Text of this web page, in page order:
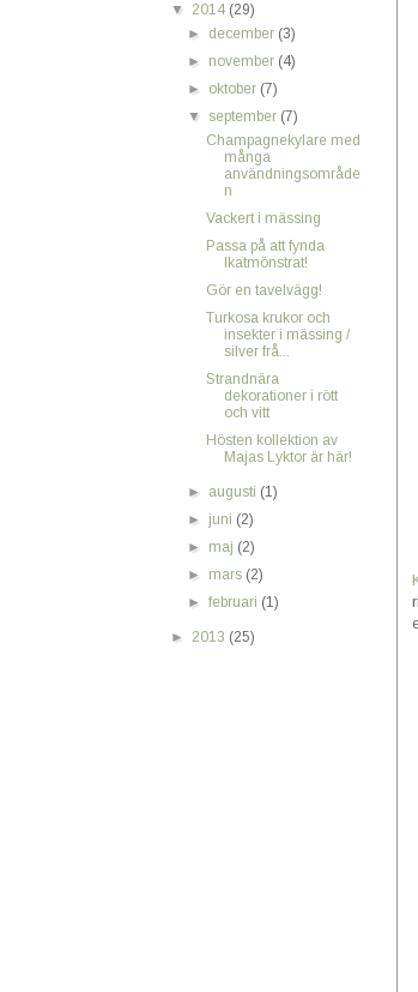
▼ 2014 (29)
► december (3)
► november (4)
► oktober (7)
▼september (7)
Champagnekylare med
många
användningsområde
n
Vackert i mässing
Passa på att fynda
Ikatmönstrat!
Gör en tavelvägg!
Turkosa krukor och
insekter i mässing /
silver frå...
Strandnära
dekorationer i rött
och vitt
Hösten kollektion av
Majas Lyktor är här!
► augusti (1)
► juni (2)
► maj (2)
► mars (2)
►februari (1)
► 2013 (25)